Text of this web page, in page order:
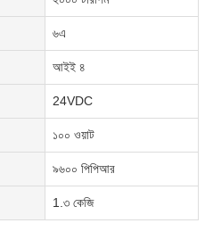
৬এ
আইই ৪
24VDC
১০০ ওয়াট
৯৬০০ পিপিআর
1.৩ কেজি